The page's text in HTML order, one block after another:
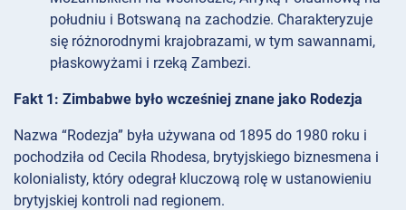
południu i Botswaną na zachodzie. Charakteryzuje
się różnorodnymi krajobrazami, w tym sawannami,
płaskowyżami i rzeką Zambezi.
Fakt 1: Zimbabwe było wcześniej znane jako Rodezja
Nazwa “Rodezja” była używana od 1895 do 1980 roku i
pochodziła od Cecila Rhodesa, brytyjskiego biznesmena i
kolonialisty, który odegrał kluczową rolę w ustanowieniu
brytyjskiej kontroli nad regionem.